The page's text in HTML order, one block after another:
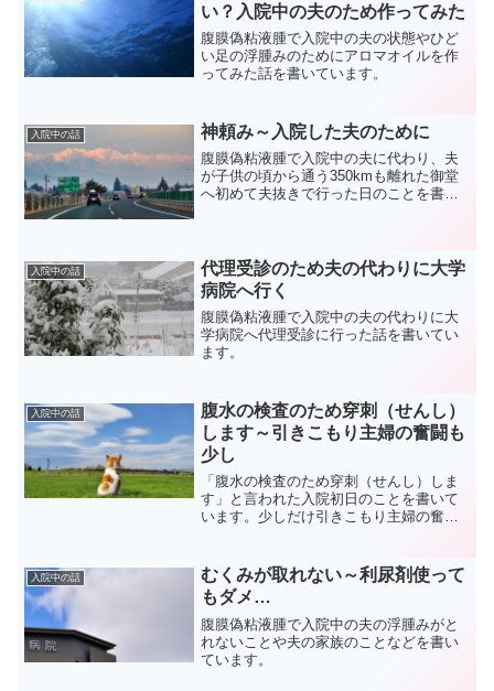
い？入院中の夫のため作ってみた
腹膜偽粘液腫で入院中の夫の状態やひど
い足の浮腫みのためにアロマオイルを作
ってみた話を書いています。
入院中の話 神頼み～入院した夫のために
腹膜偽粘液腫で入院中の夫に代わり、夫
が子供の頃から通う350kmも離れた御堂
へ初めて夫抜きで行った日のことを書い
入院中の話
代理受診のため夫の代わりに大学
病院へ行く
腹膜偽粘液腫で入院中の夫の代わりに大
学病院へ代理受診に行った話を書いてい
ます。
入院中の話
腹水の検査のため穿刺（せんし）
します～引きこもり主婦の奮闘も
少し
「腹水の検査のため穿刺（せんし）しま
す」と言われた入院初日のことを書いて
います。少しだけ引きこもり主婦の奮闘
入院中の話
むくみが取れない～利尿剤使って
もダメ…
腹膜偽粘液腫で入院中の夫の浮腫みがと
れないことや夫の家族のことなどを書い
ています。